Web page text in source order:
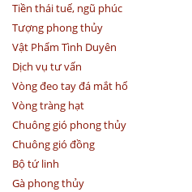
Tiền thái tuế, ngũ phúc
Tượng phong thủy
Vật Phẩm Tình Duyên
Dịch vụ tư vấn
Vòng đeo tay đá mắt hổ
Vòng tràng hạt
Chuông gió phong thủy
Chuông gió đồng
Bộ tứ linh
Gà phong thủy